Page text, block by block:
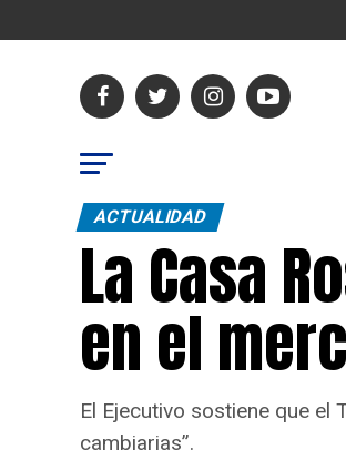
ACTUALIDAD
La Casa
en el
El Ejecutivo sostiene que el
cambiarias”.